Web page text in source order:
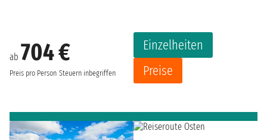
ab 704 €
Preis pro Person Steuern inbegriffen
Einzelheiten
Preise